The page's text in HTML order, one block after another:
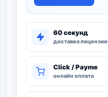
60 секунд
доставка лицензии
Click / Payme
онлайн оплата